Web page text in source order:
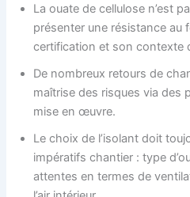
La ouate de cellulose n’est
présenter une résistance au
certification et son contexte
De nombreux retours de
maîtrise des risques via des
mise en œuvre.
Le choix de l’isolant doit
impératifs chantier : type
attentes en termes de